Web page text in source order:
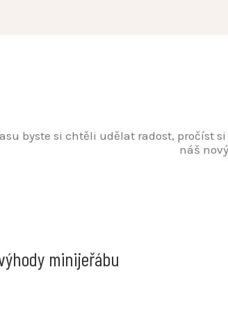
byste si chtěli udělat radost, pročíst
náš
minijeřábu